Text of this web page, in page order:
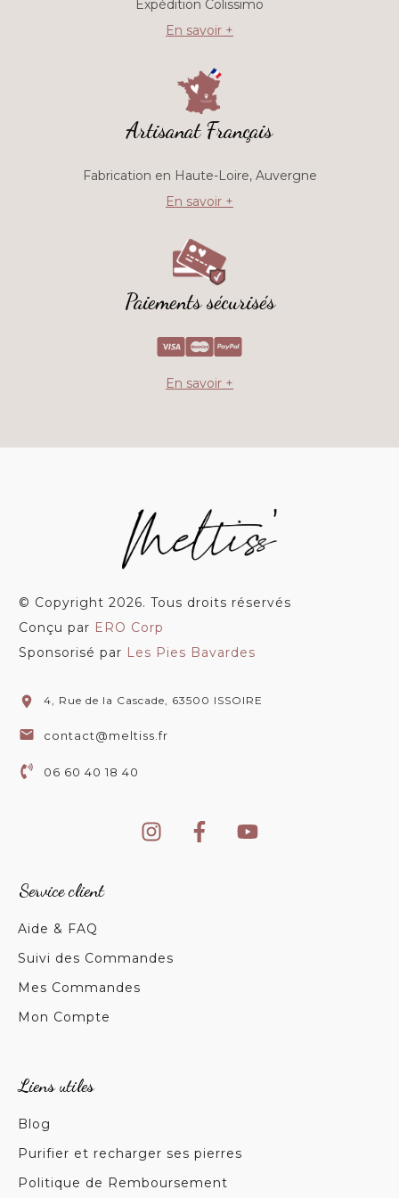
Expédition Colissimo
En savoir +
Artisanat Français
Fabrication en Haute-Loire, Auvergne
En savoir +
Paiements sécurisés
En savoir +
© Copyright 2026. Tous droits réservés
Conçu par ERO Corp
Sponsorisé par Les Pies Bavardes
4, Rue de la Cascade, 63500 ISSOIRE
contact@meltiss.fr
06 60 40 18 40
Service client
Aide & FAQ
Suivi des Commandes
Mes Commandes
Mon Compte
Liens utiles
Blog
Purifier et recharger ses pierres
Politique de Remboursement